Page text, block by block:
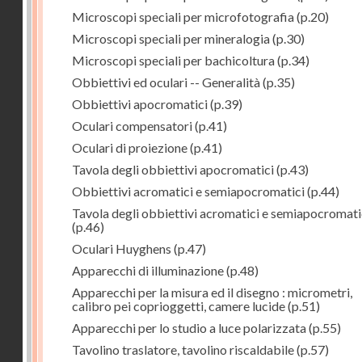
Microscopi speciali per microfotografia(p.20)
Microscopi speciali per mineralogia(p.30)
Microscopi speciali per bachicoltura(p.34)
Obbiettivi ed oculari -- Generalità(p.35)
Obbiettivi apocromatici(p.39)
Oculari compensatori(p.41)
Oculari di proiezione(p.41)
Tavola degli obbiettivi apocromatici(p.43)
Obbiettivi acromatici e semiapocromatici(p.44)
Tavola degli obbiettivi acromatici e
(p.46)
Oculari Huyghens (p.47)
Apparecchi di illuminazione(p.48)
Apparecchi per la misura ed il disegno : micrometri,
calibro pei coprioggetti, camere lucide(p.51)
Apparecchi per lo studio a luce polarizzata(p.55)
Tavolino traslatore, tavolino riscaldabile(p.57)